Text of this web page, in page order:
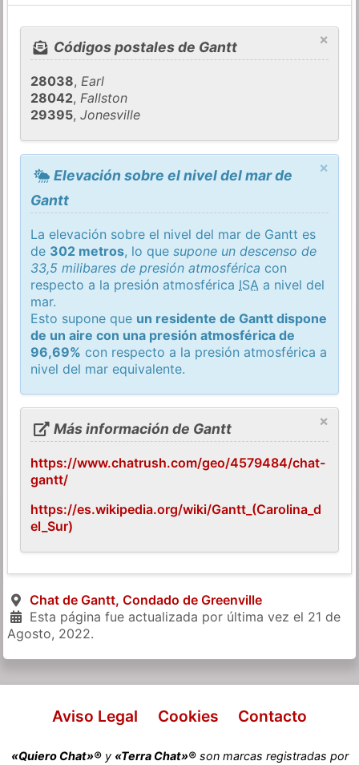
×
Códigos postales de Gantt
28038,Earl
28042,Fallston
29395,Jonesville
×
Elevación sobre el nivel del mar de
Gantt
La elevación sobre el nivel del mar de Gantt es
de 302 metros, lo quesupone un descenso de
33,5 milibares de presión atmosférica con
respecto a la presión atmosférica ISA a nivel del
mar.
Esto supone que un residente de Gantt dispone
de un aire con una presión atmosférica de
96,69% con respecto a la presión atmosférica a
nivel del mar equivalente.
×
Más información de Gantt
https://www.chatrush.com/geo/4579484/chat-
gantt/
https://es.wikipedia.org/wiki/Gantt_(Carolina_d
el_Sur)
Chat de Gantt, Condado de Greenville
Esta página fue actualizada por última vez el 21 de
Agosto, 2022.
Aviso Legal Cookies Contacto
«Quiero Chat»®y «Terra Chat»®son marcas registradas por